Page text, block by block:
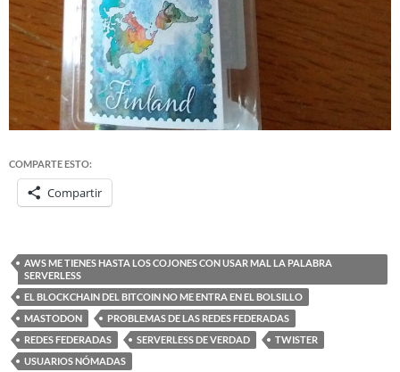
COMPARTE ESTO:
Compartir
AWS ME TIENES HASTA LOS COJONES CON USAR MAL LA PALABRA
SERVERLESS
EL BLOCKCHAIN DEL BITCOIN NO ME ENTRA EN EL BOLSILLO
MASTODON
PROBLEMAS DE LAS REDES FEDERADAS
REDES FEDERADAS
SERVERLESS DE VERDAD
TWISTER
USUARIOS NÓMADAS